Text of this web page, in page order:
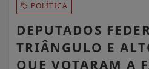
POLÍTICA
DEPUTADOS
TRIÂNGULO E
QUE VOTARAM A